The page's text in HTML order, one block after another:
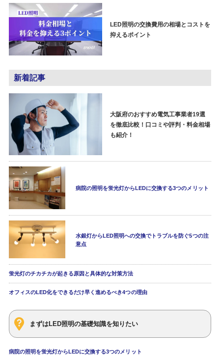
LED照明の交換費用の相場とコストを
抑えるポイント
新着記事
大阪府のおすすめ電気工事業者19選
を徹底比較！口コミや評判・料金相場
も紹介！
病院の照明を蛍光灯からLEDに交換する3つのメリット
水銀灯からLED照明への交換でトラブルを防ぐ5つの注
意点
蛍光灯のチカチカが起きる原因と具体的な対策方法
オフィスのLED化をできるだけ早く進めるべき4つの理由
まずはLED照明の基礎知識を知りたい
病院の照明を蛍光灯からLEDに交換する3つのメリット